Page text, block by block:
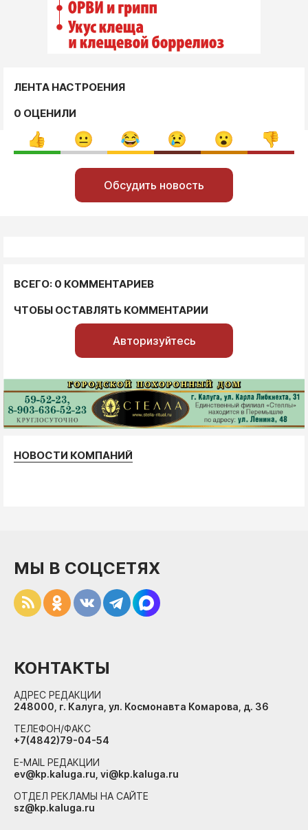
ЛЕНТА НАСТРОЕНИЯ
0 ОЦЕНИЛИ
Обсудить новость
ВСЕГО: 0 КОММЕНТАРИЕВ
ЧТОБЫ ОСТАВЛЯТЬ КОММЕНТАРИИ
Авторизуйтесь
НОВОСТИ КОМПАНИЙ
МЫ В СОЦСЕТЯХ
КОНТАКТЫ
АДРЕС РЕДАКЦИИ
248000, г. Калуга, ул. Космонавта Комарова, д. 36
ТЕЛЕФОН/ФАКС
+7(4842)79-04-54
E-MAIL РЕДАКЦИИ
ev@kp.kaluga.ru, vi@kp.kaluga.ru
ОТДЕЛ РЕКЛАМЫ НА САЙТЕ
sz@kp.kaluga.ru